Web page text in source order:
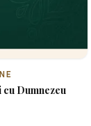
Dumnezeu